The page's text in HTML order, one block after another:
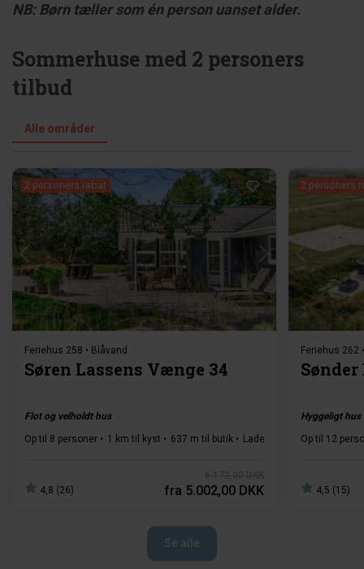
NB: Børn tæller som én person uanset alder.
Sommerhuse med 2 personers
tilbud
Alle områder
2 personers rabat
Indlæser...
Feriehus 258 • Blåvand
Søren Lassens Vænge 34
Flot og velholdt hus
Op til 8 personer
1 km til kyst 637 m til butik Ladestander type 2 4
4,8 (26) fra 5.002,00 DKK
2 personers
Feriehus 262
Sønder
Hyggeligt hus
Op til 12
4,5 (15)
Se alle